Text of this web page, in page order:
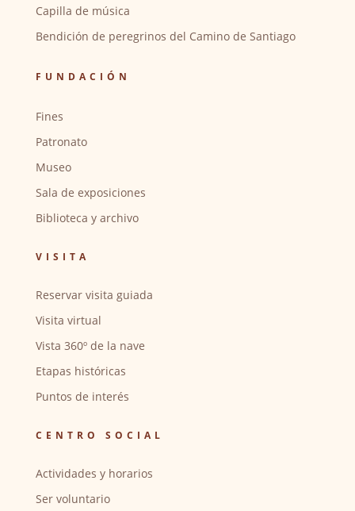
Capilla de música
Bendición de peregrinos del Camino de Santiago
FUNDACIÓN
Fines
Patronato
Museo
Sala de exposiciones
Biblioteca y archivo
VISITA
Reservar visita guiada
Visita virtual
Vista 360º de la nave
Etapas históricas
Puntos de interés
CENTRO SOCIAL
Actividades y horarios
Ser voluntario